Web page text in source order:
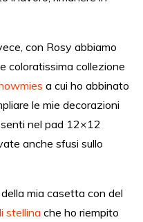
con Rosy abbiamo
coloratissima collezione
a cui ho abbinato
le mie decorazioni
nel pad 12×12
anche sfusi sullo
mia casetta con del
stellina che ho riempito